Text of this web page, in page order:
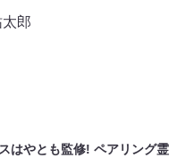
郎
はやとも監修! ペアリング霊